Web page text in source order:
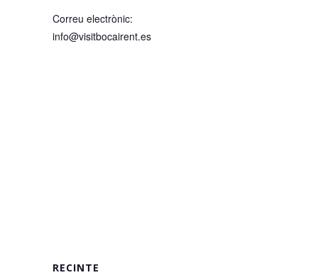
Correu electrònic:
info@visitbocairent.es
RECINTE